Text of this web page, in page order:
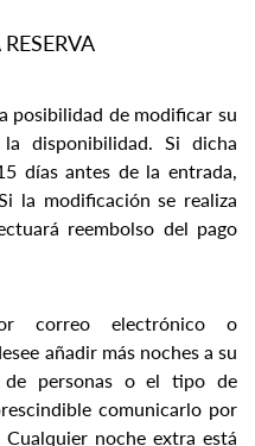
posibilidad de modificar su
disponibilidad. Si dicha
días antes de la entrada,
la modificación se realiza
reembolso del pago
correo electrónico o
añadir más noches a su
de personas o el tipo de
comunicarlo por
Cualquier noche extra está